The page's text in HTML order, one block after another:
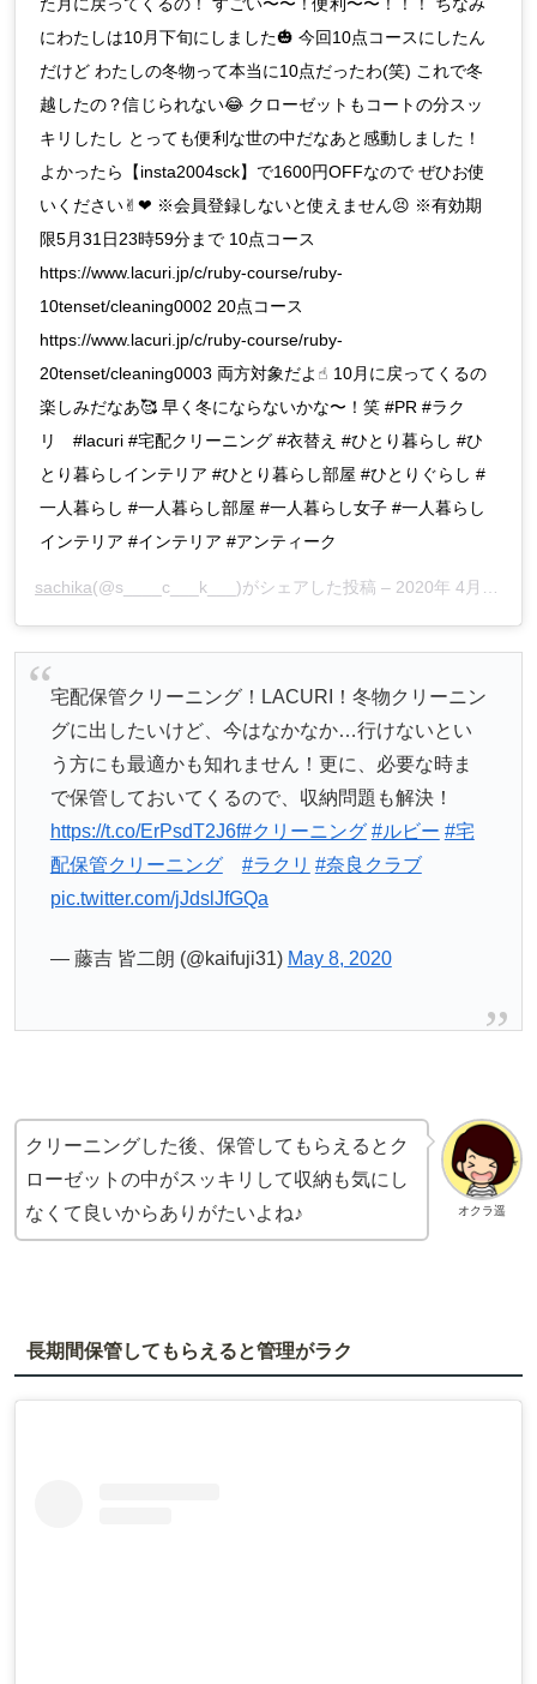
にわたしは10月下旬にしました🎃 今回10点コースにしたん
だけど わたしの冬物って本当に10点だったわ(笑) これで冬
越したの？信じられない😂 クローゼットもコートの分スッ
キリしたし とっても便利な世の中だなあと感動しました！
よかったら【insta2004sck】で1600円OFFなので ぜひお使
いください✌︎❤︎ ※会員登録しないと使えません😣 ※有効期
限5月31日23時59分まで 10点コース
https://www.lacuri.jp/c/ruby-course/ruby-
10tenset/cleaning0002 20点コース
https://www.lacuri.jp/c/ruby-course/ruby-
20tenset/cleaning0003 両方対象だよ☝︎ 10月に戻ってくるの
楽しみだなあ🥰 早く冬にならないかな〜！笑 #PR #ラク
リ #lacuri #宅配クリーニング #衣替え #ひとり暮らし #ひ
とり暮らしインテリア #ひとり暮らし部屋 #ひとりぐらし #
一人暮らし #一人暮らし部屋 #一人暮らし女子 #一人暮らし
インテリア #インテリア #アンティーク
sachika(@s____c___k___)がシェアした投稿 – 2020年 4月月27日午後7時35分PDT
宅配保管クリーニング！LACURI！冬物クリーニン
グに出したいけど、今はなかなか…行けないとい
う方にも最適かも知れません！更に、必要な時ま
で保管しておいてくるので、収納問題も解決！
https://t.co/ErPsdT2J6f#クリーニング #ルビー #宅
配保管クリーニング
#ラクリ #奈良クラブ
pic.twitter.com/jJdslJfGQa
— 藤吉 皆二朗 (@kaifuji31) May 8, 2020
オクラ遥
クリーニングした後、保管してもらえるとク
ローゼットの中がスッキリして収納も気にし
なくて良いからありがたいよね♪
長期間保管してもらえると管理がラク